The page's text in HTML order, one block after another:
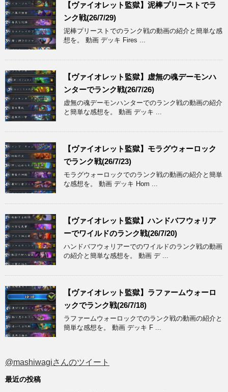
【ヴァイオレット監獄】泥棒プリーストでラ
ンク戦(26/7/29)
泥棒プリーストでのランク戦の動画の紹介と簡単な感
想を。 動画 デッキ Fires ...
【ヴァイオレット監獄】虚無の魂デーモンハ
ンターでランク戦(26/7/26)
虚無の魂デーモンハンターでのランク戦の動画の紹介
と簡単な感想を。 動画 デッキ ...
【ヴァイオレット監獄】モラグウォーロック
でランク戦(26/7/23)
モラグウォーロックでのランク戦の動画の紹介と簡単
な感想を。 動画 デッキ Hom ...
【ヴァイオレット監獄】ハンドバフウォリア
ーでワイルドのランク戦(26/7/20)
ハンドバフウォリアーでのワイルドのランク戦の動画
の紹介と簡単な感想を。 動画 デ ...
【ヴァイオレット監獄】ラファームウォーロ
ックでランク戦(26/7/18)
ラファームウォーロックでのランク戦の動画の紹介と
簡単な感想を。 動画 デッキ F ...
@mashiwagiさんのツイート
最近の投稿